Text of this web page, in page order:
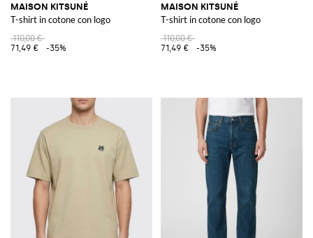
MAISON KITSUNÉ
T-shirt in cotone con logo
110,00 €
71,49 €
-35%
MAISON KITSUNÉ
T-shirt in cotone con logo
110,00 €
71,49 €
-35%